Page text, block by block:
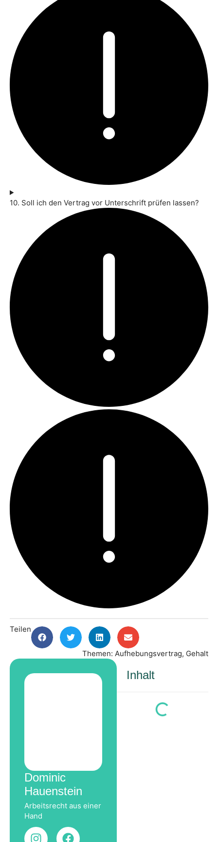
10. Soll ich den Vertrag vor Unterschrift prüfen lassen?
Teilen
Themen: Aufhebungsvertrag, Gehalt
Dominic
Hauenstein
Arbeitsrecht aus einer
Hand
Inhalt